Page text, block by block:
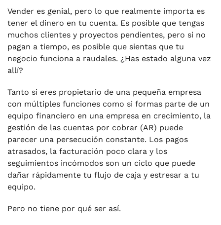
. ¿Debería subcontratar la gestión de AR?
. Conclusión
Vender es genial, pero lo que realmente importa es
tener el dinero en tu cuenta. Es posible que tengas
muchos clientes y proyectos pendientes, pero si no
pagan a tiempo, es posible que sientas que tu
negocio funciona a raudales. ¿Has estado alguna vez
allí?
Tanto si eres propietario de una pequeña empresa
con múltiples funciones como si formas parte de un
equipo financiero en una empresa en crecimiento, la
gestión de las cuentas por cobrar (AR) puede
parecer una persecución constante. Los pagos
atrasados, la facturación poco clara y los
seguimientos incómodos son un ciclo que puede
dañar rápidamente tu flujo de caja y estresar a tu
equipo.
Pero no tiene por qué ser así.